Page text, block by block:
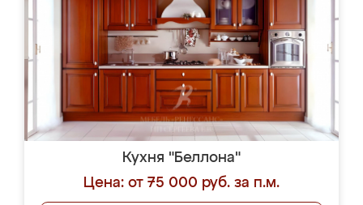
Кухня "Беллона"
Цена: от 75 000 руб. за п.м.